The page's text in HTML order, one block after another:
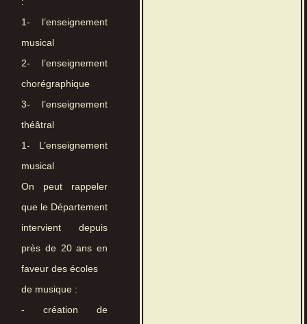
1- l’enseignement
musical
2- l’enseignement
chorégraphique
3- l’enseignement
théâtral
1- L’enseignement
musical
On peut rappeler
que le Département
intervient depuis
près de 20 ans en
faveur des écoles
de musique :
- création de